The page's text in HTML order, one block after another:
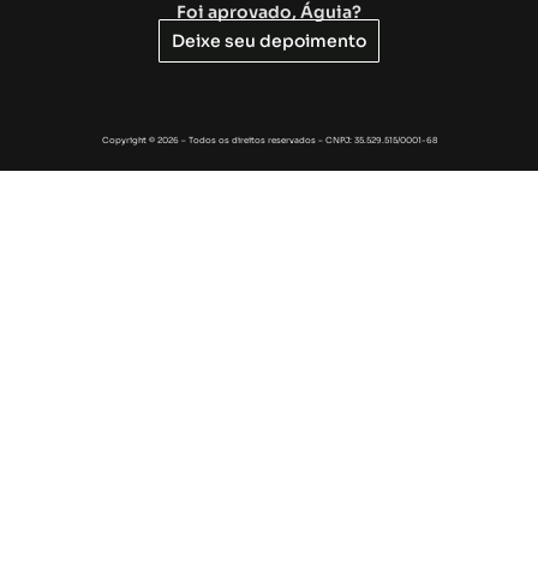
Foi aprovado, Águia?
Deixe seu depoimento
Copyright © 2026 – Todos os direitos reservados – CNPJ: 35.529.515/0001-68